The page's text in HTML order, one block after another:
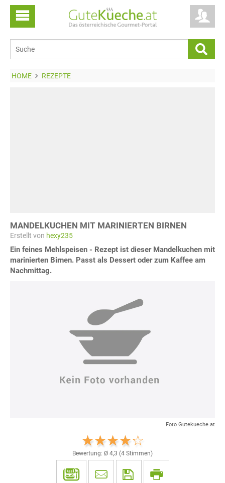
HOME REZEPTE
MANDELKUCHEN MIT MARINIERTEN BIRNEN
Erstellt von hexy235
Ein feines Mehlspeisen - Rezept ist dieser Mandelkuchen mit
marinierten Birnen. Passt als Dessert oder zum Kaffee am
Nachmittag.
Foto Gutekueche.at
Bewertung: Ø 4,3 (4 Stimmen)